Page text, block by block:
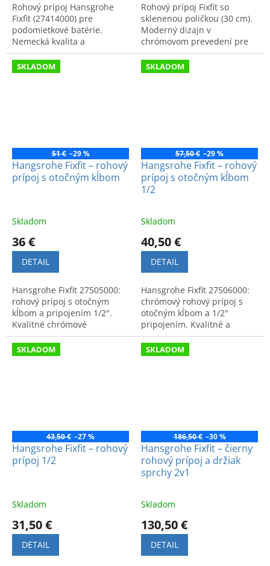
Rohový prípoj Hansgrohe
Fixfit (27414000) pre
podomietkové batérie.
Nemecká kvalita a
precíznosť, moderný dizajn
a praktické prevedenie do
kúpeľne.
Rohový prípoj Fixfit so
sklenenou poličkou (30 cm).
Moderný dizajn v
chrómovom prevedení pre
štýlovú kúpeľňu. Kód
produktu: 26456400.
SKLADOM
51 € –29 %
Hangsrohe Fixfit – rohový
prípoj s otočným kĺbom
Skladom
36 €
DETAIL
Hansgrohe Fixfit 27505000:
rohový prípoj s otočným
kĺbom a pripojením 1/2".
Kvalitné chrómové
prevedenie pre dlhú
životnosť a moderný vzhľad.
Nemecká kvalita.
SKLADOM
57,50 € –29 %
Hangsrohe Fixfit – rohový
prípoj s otočným kĺbom
1/2
Skladom
40,50 €
DETAIL
Hansgrohe Fixfit 27506000:
chrómový rohový prípoj s
otočným kĺbom a 1/2"
pripojením. Kvalitné a
komfortné prevedenie pre
vašu sprchu.
SKLADOM
43,50 € –27 %
Hangsrohe Fixfit – rohový
prípoj 1/2
Skladom
31,50 €
DETAIL
SKLADOM
186,50 € –30 %
Hansgrohe Fixfit – čierny
rohový prípoj a držiak
sprchy 2v1
Skladom
130,50 €
DETAIL